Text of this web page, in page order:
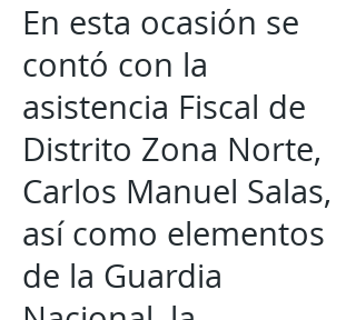
En esta ocasión se
contó con la
asistencia Fiscal de
Distrito Zona Norte,
Carlos Manuel Salas,
así como elementos
de la Guardia